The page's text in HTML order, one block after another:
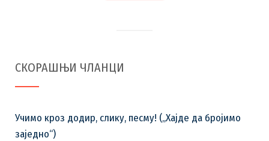
СКОРАШЊИ ЧЛАНЦИ
Учимо кроз додир, слику, песму! („Хајде да бројимо
заједно“)